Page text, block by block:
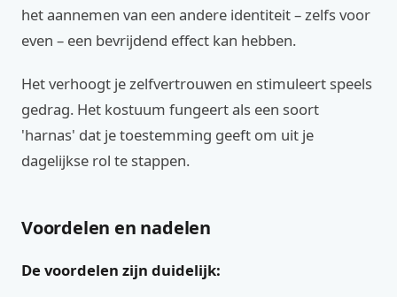
het aannemen van een andere identiteit – zelfs voor
even – een bevrijdend effect kan hebben.
Het verhoogt je zelfvertrouwen en stimuleert speels
gedrag. Het kostuum fungeert als een soort
'harnas' dat je toestemming geeft om uit je
dagelijkse rol te stappen.
Voordelen en nadelen
De voordelen zijn duidelijk: